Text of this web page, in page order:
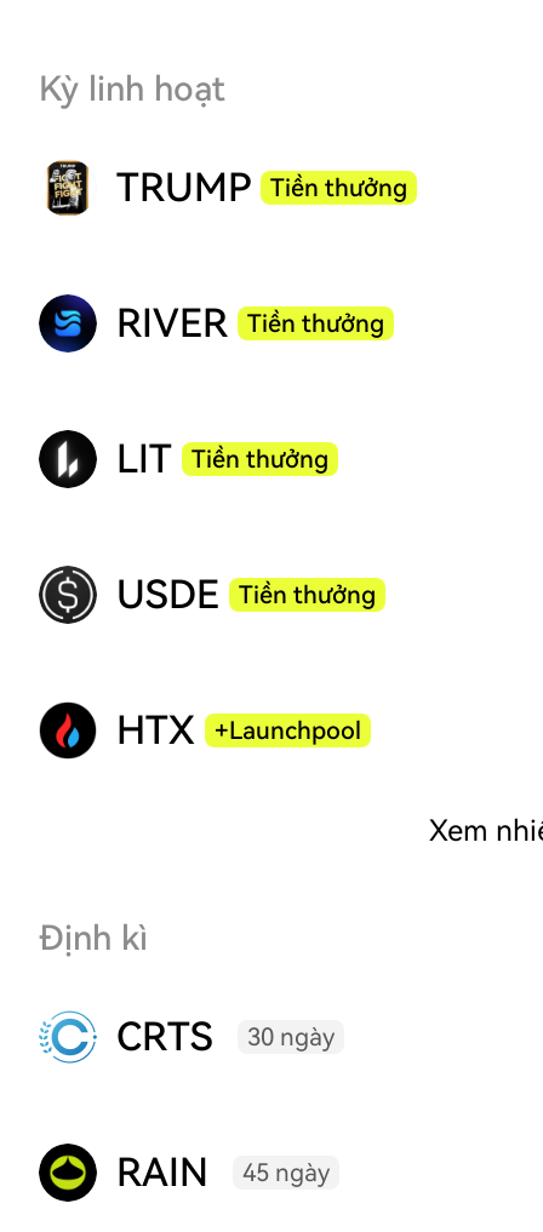
Kỳ linh hoạt
TRUMP Tiền thưởng
RIVER Tiền thưởng
LIT Tiền thưởng
USDE Tiền thưởng
HTX +Launchpool
Xem
Định kì
CRTS 30 ngày
RAIN 45 ngày